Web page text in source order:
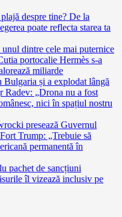
despre tine? De la
poate reflecta starea ta
dintre cele mai puternice
portocalie Hermès s-a
miliarde
și a explodat lângă
Radev: „Drona nu a fost
nici în spațiul nostru
presează Guvernul
Trump: „Trebuie să
permanentă în
pachet de sancțiuni
îl vizează inclusiv pe